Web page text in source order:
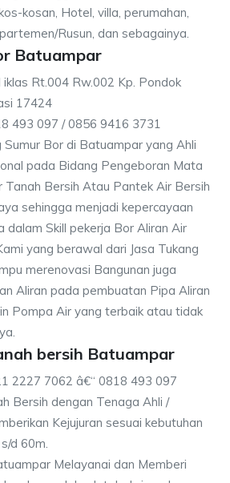
kosan, Hotel, villa, perumahan,
Rusun, dan sebagainya.
Batuampar
iklas Rt.004 Rw.002 Kp. Pondok
17424
493 097 / 0856 9416 3731
Sumur Bor di Batuampar yang Ahli
pada Bidang Pengeboran Mata
Tanah Bersih Atau Pantek Air Bersih
sehingga menjadi kepercayaan
dalam Skill pekerja Bor Aliran Air
yang berawal dari Jasa Tukang
merenovasi Bangunan juga
Aliran pada pembuatan Pipa Aliran
Pompa Air yang terbaik atau tidak
bersih Batuampar
2227 7062 â€“ 0818 493 097
Bersih dengan Tenaga Ahli /
Kejujuran sesuai kebutuhan
d 60m.
Melayanai dan Memberi